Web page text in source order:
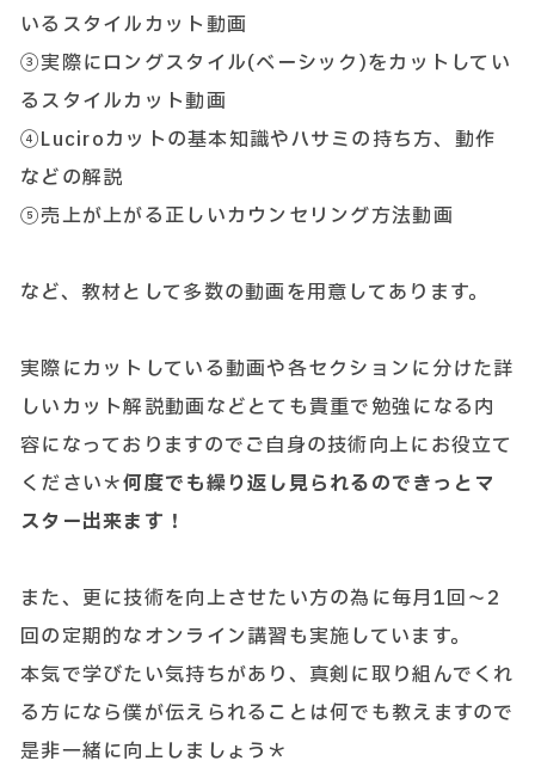
いるスタイルカット動画
③実際にロングスタイル(ベーシック)をカットしてい
るスタイルカット動画
④Luciroカットの基本知識やハサミの持ち方、動作
などの解説
⑤売上が上がる正しいカウンセリング方法動画
など、教材として多数の動画を用意してあります。
実際にカットしている動画や各セクションに分けた詳
しいカット解説動画などとても貴重で勉強になる内
容になっておりますのでご自身の技術向上にお役立て
ください＊何度でも繰り返し見られるのできっとマ
スター出来ます！
また、更に技術を向上させたい方の為に毎月1回～2
回の定期的なオンライン講習も実施しています。
本気で学びたい気持ちがあり、真剣に取り組んでくれ
る方になら僕が伝えられることは何でも教えますので
是非一緒に向上しましょう＊